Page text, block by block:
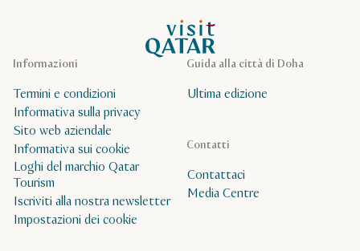
Pagina iniziale Visit Qatar
Guida alla città di Doha
Ultima edizione
Contatti
Contattaci
Media Centre
Informazioni
Termini e condizioni
Informativa sulla privacy
Sito web aziendale
Informativa sui cookie
Loghi del marchio Qatar
Tourism
Iscriviti alla nostra newsletter
Impostazioni dei cookie